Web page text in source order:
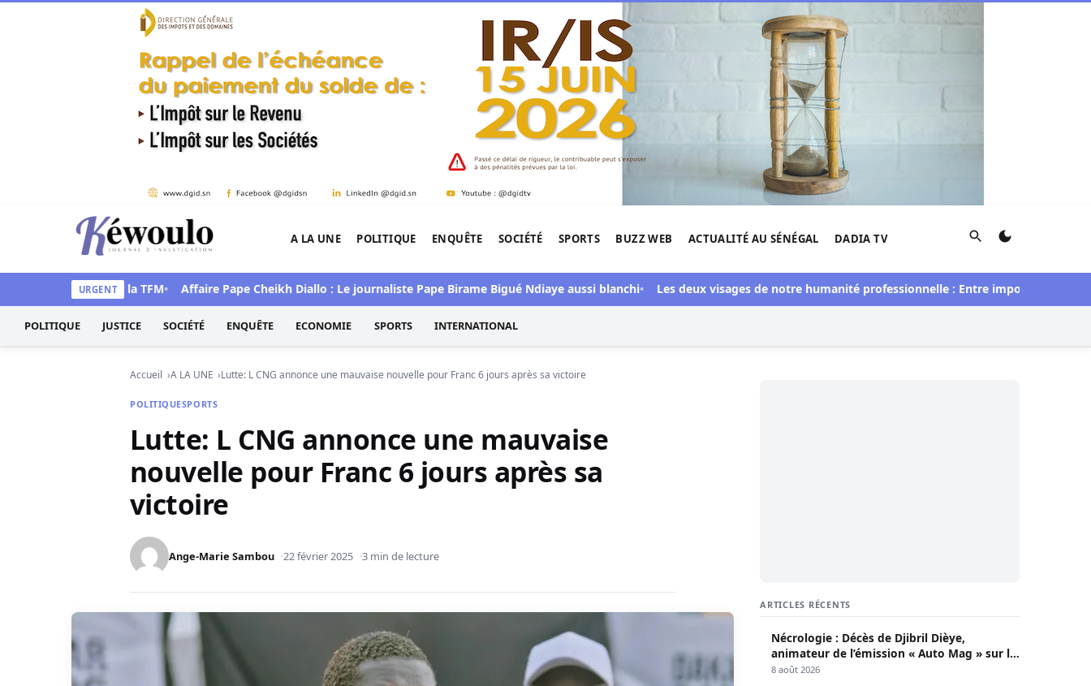
Aller au contenu
Kéwoulo, le premier site d'information et d'investigation de l'Afrique.
A LA UNE POLITIQUE ENQUÊTE SOCIÉTÉ SPORTS BUZZ WEB ACTUALITÉ AU SÉNÉGAL DADIA TV Rechercher
URGENT
Mag » sur la TFM Affaire Pape Cheikh Diallo : Le journaliste Pape Birame Bigué Ndiaye aussi blanchi Les deux visages de notre humanité professionnelle : Entre imposture et héroïsme
POLITIQUE JUSTICE SOCIÉTÉ ENQUÊTE ECONOMIE SPORTS INTERNATIONAL
Accueil A LA UNE Lutte: L CNG annonce une mauvaise nouvelle pour Franc 6 jours après sa victoire
POLITIQUESPORTS
Lutte: L CNG annonce une mauvaise
nouvelle pour Franc 6 jours après sa
victoire
Ange-Marie Sambou 22 février 2025 3 min de lecture
ARTICLES RÉCENTS
Nécrologie : Décès de Djibril Dièye,
animateur de l’émission « Auto Mag » sur la
TFM
8 août 2026